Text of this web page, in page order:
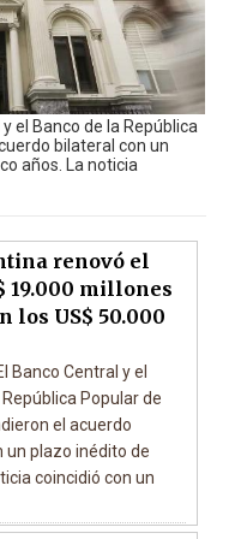
el Banco de la República
bilateral con un
años. La noticia
renovó el
19.000 millones
los US$ 50.000
Banco Central y el
Popular de
el acuerdo
un plazo inédito de
coincidió con un